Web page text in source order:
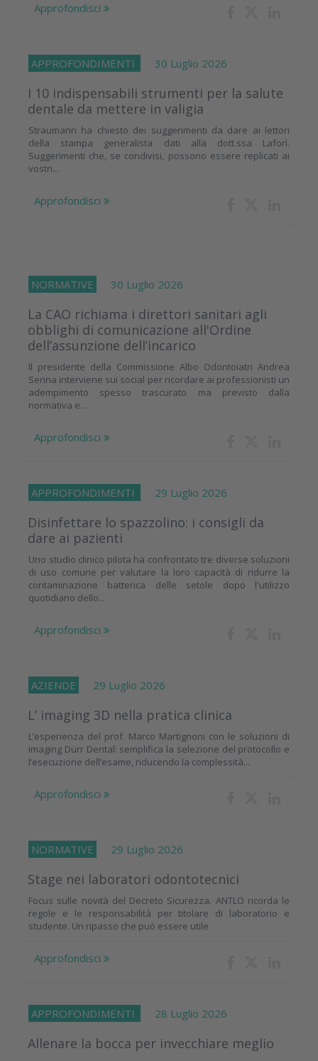
Approfondisci
APPROFONDIMENTI 30 Luglio 2026
I 10 indispensabili strumenti per la salute
dentale da mettere in valigia
Straumann ha chiesto dei suggerimenti da dare ai lettori
della stampa generalista dati alla dott.ssa Laforì.
Suggerimenti che, se condivisi, possono essere replicati ai
vostri...
Approfondisci
NORMATIVE 30 Luglio 2026
La CAO richiama i direttori sanitari agli
obblighi di comunicazione all'Ordine
dell’assunzione dell’incarico
Il presidente della Commissione Albo Odontoiatri Andrea
Senna interviene sui social per ricordare ai professionisti un
adempimento spesso trascurato ma previsto dalla
normativa e...
Approfondisci
APPROFONDIMENTI 29 Luglio 2026
Disinfettare lo spazzolino: i consigli da
dare ai pazienti
Uno studio clinico pilota ha confrontato tre diverse soluzioni
di uso comune per valutare la loro capacità di ridurre la
contaminazione batterica delle setole dopo l'utilizzo
quotidiano dello...
Approfondisci
AZIENDE 29 Luglio 2026
L’ imaging 3D nella pratica clinica
L’esperienza del prof. Marco Martignoni con le soluzioni di
imaging Dürr Dental: semplifica la selezione del protocollo e
l’esecuzione dell’esame, riducendo la complessità...
Approfondisci
NORMATIVE 29 Luglio 2026
Stage nei laboratori odontotecnici
Focus sulle novità del Decreto Sicurezza. ANTLO ricorda le
regole e le responsabilità per titolare di laboratorio e
studente. Un ripasso che può essere utile
Approfondisci
APPROFONDIMENTI 28 Luglio 2026
Allenare la bocca per invecchiare meglio